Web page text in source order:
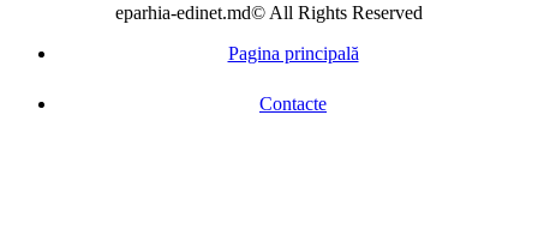
eparhia-edinet.md© All Rights Reserved
Pagina principală
Contacte